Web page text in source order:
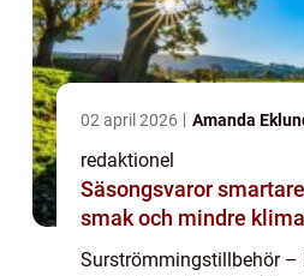
02 april 2026 Amanda
redaktionel
Säsongsvaror smartare mat med mer
smak och mindre
Surströmmingstillbehör –